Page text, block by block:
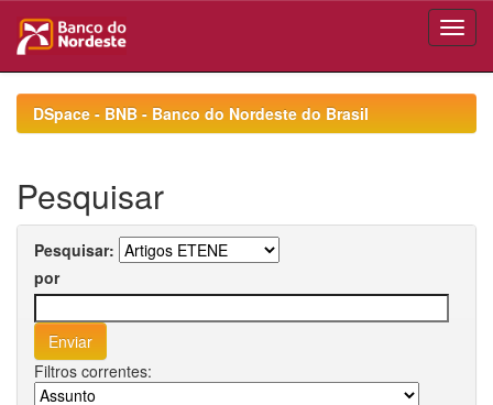
navigationDSpace - BNB - Banco do Nordeste do Brasil
Pesquisar
Pesquisar:
por
Filtros correntes: